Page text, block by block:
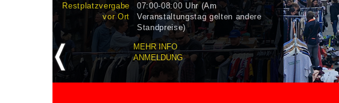
Restplatzvergabe
vor Ort
07:00-08:00 Uhr (Am
Veranstaltungstag gelten andere
Standpreise)
MEHR INFO
ANMELDUNG